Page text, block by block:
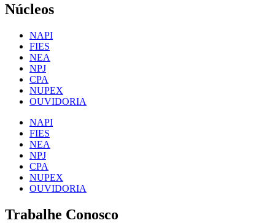
Núcleos
NAPI
FIES
NEA
NPJ
CPA
NUPEX
OUVIDORIA
NAPI
FIES
NEA
NPJ
CPA
NUPEX
OUVIDORIA
Trabalhe Conosco